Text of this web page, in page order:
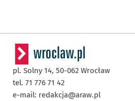
pl. Solny 14, 50-062 Wrocław
tel. 71 776 71 42
e-mail: redakcja@araw.pl